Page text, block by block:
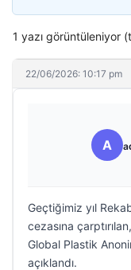
1 yazı görüntüleniyor
22/06/2026: 10:17 pm
A
Geçtiğimiz yıl
cezasına
Global Plastik
açıklandı.